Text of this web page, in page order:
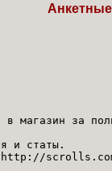
магазин за
и статы.